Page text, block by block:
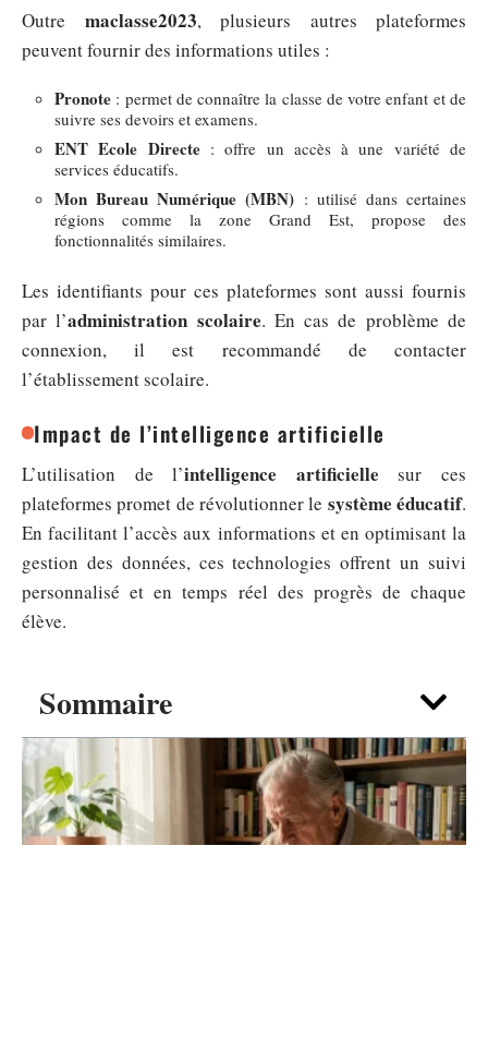
Sommaire
Outre maclasse2023, plusieurs autres plateformes
peuvent fournir des informations utiles :
Pronote : permet de connaître la classe de votre enfant et de
suivre ses devoirs et examens.
ENT Ecole Directe: offre un accès à une variété de
services éducatifs.
Mon Bureau Numérique (MBN) : utilisé dans certaines
régions comme la zone Grand Est, propose des
fonctionnalités similaires.
Les identifiants pour ces plateformes sont aussi fournis
par l’administration scolaire. En cas de problème de
connexion, il est recommandé de contacter
l’établissement scolaire.
Impact de l’intelligence artificielle
L’utilisation de l’intelligence artificielle sur ces
plateformes promet de révolutionner le système éducatif.
En facilitant l’accès aux informations et en optimisant la
gestion des données, ces technologies offrent un suivi
personnalisé et en temps réel des progrès de chaque
élève.